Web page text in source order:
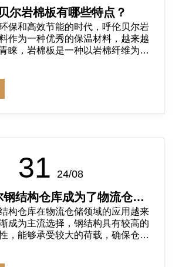
尔岩棉板有哪些特点？
保和高效节能的时代，呼伦贝尔岩
作为一种优秀的保温材料，越来越
睐，岩棉板是一种以岩棉纤维为主
31 24/08
钢结构仓库成为了物流仓储
的主流
构仓库在物流仓储领域的应用越来
成为主流选择，钢结构具有较高的
，能够承受较大的荷载，确保仓库